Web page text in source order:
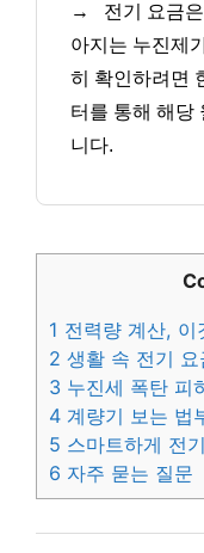
→
전기 요금
아지는 누진제
히 확인하려면
터를 통해 해당
니다.
1 전력량 계산, 이
2 생활 속 전기
3 누진세 폭탄 피
4 계량기 보는 법
5 스마트하게 전
6 자주 묻는 질문